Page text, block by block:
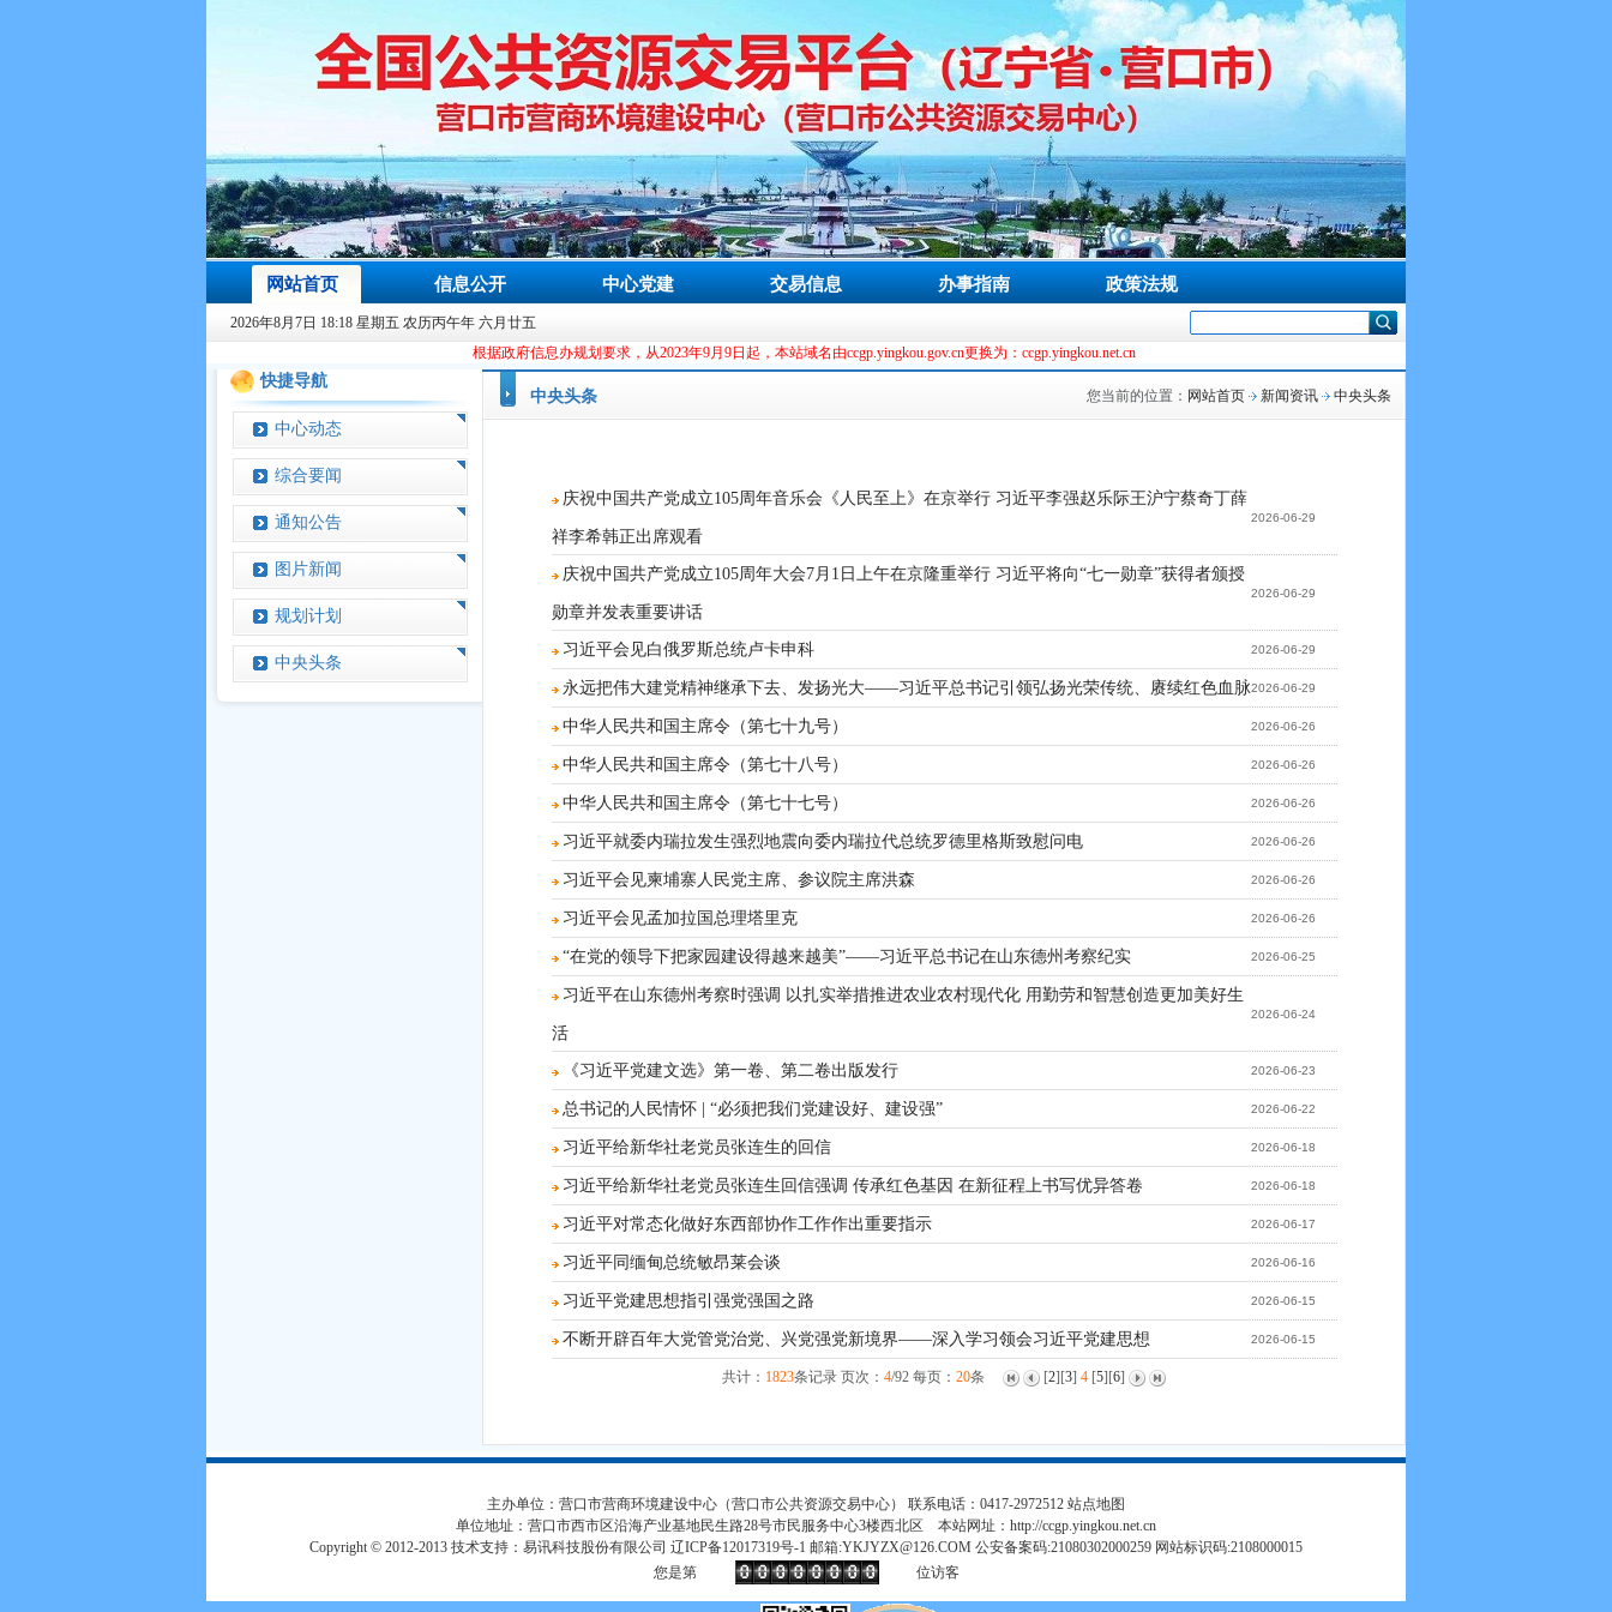
网站首页 信息公开 中心党建 交易信息 办事指南 政策法规
2026年8月7日 18:18 星期五 农历丙午年 六月廿五
根据政府信息办规划要求，从2023年9月9日起，本站域名由ccgp.yingkou.gov.cn更换为：ccgp.yingkou.net.cn
快捷导航
中心动态
综合要闻
通知公告
图片新闻
规划计划
中央头条
中央头条 您当前的位置： 网站首页 新闻资讯 中央头条
庆祝中国共产党成立105周年音乐会《人民至上》在京举行 习近平李强赵乐际王沪宁蔡奇丁薛
祥李希韩正出席观看
2026-06-29
庆祝中国共产党成立105周年大会7月1日上午在京隆重举行 习近平将向“七一勋章”获得者颁授
勋章并发表重要讲话
2026-06-29
习近平会见白俄罗斯总统卢卡申科 2026-06-29
永远把伟大建党精神继承下去、发扬光大——习近平总书记引领弘扬光荣传统、赓续红色血脉2026-06-29
中华人民共和国主席令（第七十九号） 2026-06-26
中华人民共和国主席令（第七十八号） 2026-06-26
中华人民共和国主席令（第七十七号） 2026-06-26
习近平就委内瑞拉发生强烈地震向委内瑞拉代总统罗德里格斯致慰问电 2026-06-26
习近平会见柬埔寨人民党主席、参议院主席洪森 2026-06-26
习近平会见孟加拉国总理塔里克 2026-06-26
“在党的领导下把家园建设得越来越美”——习近平总书记在山东德州考察纪实 2026-06-25
习近平在山东德州考察时强调 以扎实举措推进农业农村现代化 用勤劳和智慧创造更加美好生
活
2026-06-24
《习近平党建文选》第一卷、第二卷出版发行 2026-06-23
总书记的人民情怀 | “必须把我们党建设好、建设强” 2026-06-22
习近平给新华社老党员张连生的回信 2026-06-18
习近平给新华社老党员张连生回信强调 传承红色基因 在新征程上书写优异答卷 2026-06-18
习近平对常态化做好东西部协作工作作出重要指示 2026-06-17
习近平同缅甸总统敏昂莱会谈 2026-06-16
习近平党建思想指引强党强国之路 2026-06-15
不断开辟百年大党管党治党、兴党强党新境界——深入学习领会习近平党建思想 2026-06-15
共计： 1823条记录 页次： 4/92 每页： 20条 [2][3] 4 [5][6]
主办单位：营口市营商环境建设中心（营口市公共资源交易中心） 联系电话：0417-2972512 站点地图
单位地址：营口市西市区沿海产业基地民生路28号市民服务中心3楼西北区 本站网址： http://ccgp.yingkou.net.cn
Copyright © 2012-2013 技术支持：易讯科技股份有限公司 辽ICP备12017319号-1 邮箱:YKJYZX@126.COM 公安备案码:21080302000259 网站标识码:2108000015
您是第
位访客